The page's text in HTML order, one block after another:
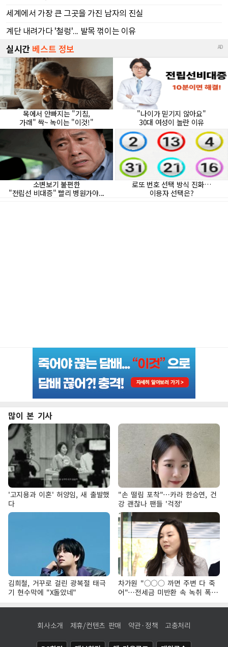
많이 본 기사
'고지용과 이혼' 허양임, 새 출발했
다
"손 떨림 포착"…카라 한승연, 건
강 괜찮나 팬들 '걱정'
김희철, 거꾸로 걸린 광복절 태극
기 현수막에 "X돌았네"
차가원 "○○○ 까면 주변 다 죽
어"…전세금 미반환 속 녹취 폭로
파장
회사소개 제휴/컨텐츠 판매 약관·정책 고충처리